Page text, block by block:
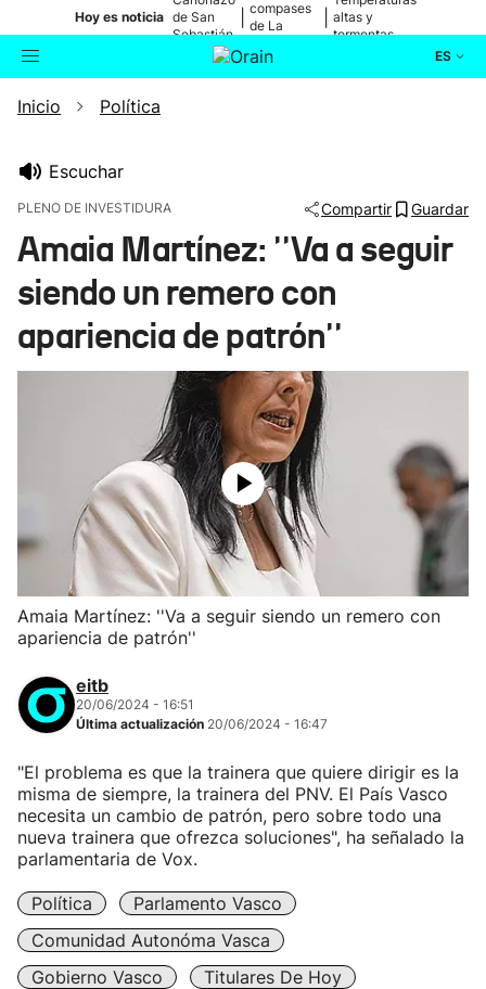
Hoy es noticia de San
Sebastián
compases
de La
altas y
tormentas
ES
Buscador
Ikusmiran
Eguraldia
Inicio Política
Escuchar
PLENO DE INVESTIDURA Compartir Guardar
Amaia Martínez: ''Va a seguir
siendo un remero con
apariencia de patrón''
Amaia Martínez: ''Va a seguir siendo un remero con
apariencia de patrón''
eitb
20/06/2024 - 16:51
Última actualización 20/06/2024 - 16:47
"El problema es que la trainera que quiere dirigir es la
misma de siempre, la trainera del PNV. El País Vasco
necesita un cambio de patrón, pero sobre todo una
nueva trainera que ofrezca soluciones", ha señalado la
parlamentaria de Vox.
Política
Parlamento Vasco
Comunidad Autonóma Vasca
Gobierno Vasco
Titulares De Hoy